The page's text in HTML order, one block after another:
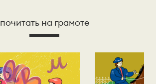
почитать на грамоте